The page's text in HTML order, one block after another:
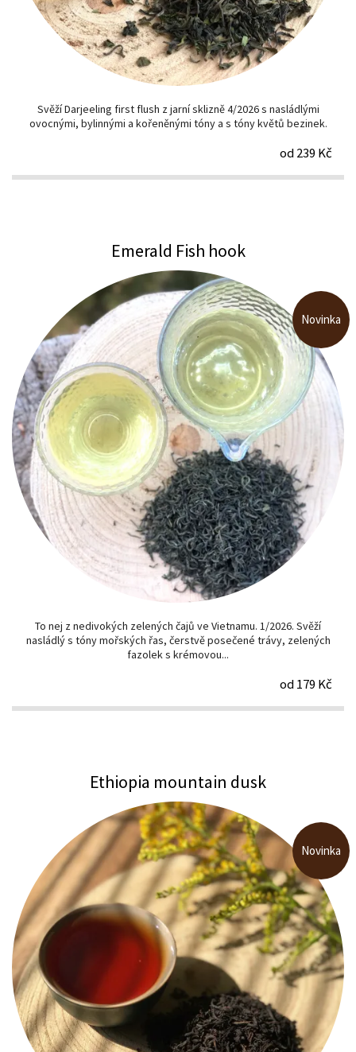
Svěží Darjeeling first flush z jarní sklizně 4/2026 s nasládlými
ovocnými, bylinnými a kořeněnými tóny a s tóny květů bezinek.
od 239 Kč
Emerald Fish hook
To nej z nedivokých zelených čajů ve Vietnamu. 1/2026. Svěží
nasládlý s tóny mořských řas, čerstvě posečené trávy, zelených
fazolek s krémovou...
od 179 Kč
Novinka
Ethiopia mountain dusk
Novinka